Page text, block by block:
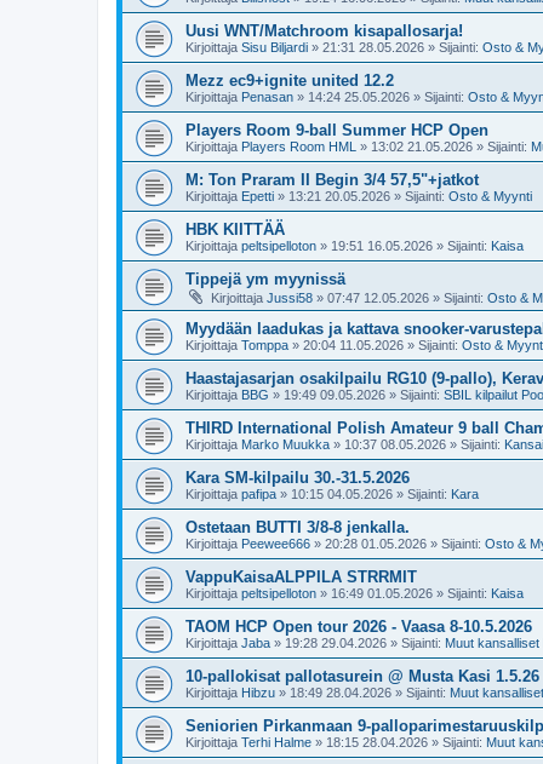
Uusi WNT/Matchroom kisapallosarja!
Kirjoittaja Sisu Biljardi » 21:31 28.05.2026 » Sijainti: Osto &
Mezz ec9+ignite united 12.2
Kirjoittaja Penasan » 14:24 25.05.2026 » Sijainti: Osto &
Players Room 9-ball Summer HCP Open
Kirjoittaja Players Room HML » 13:02 21.05.2026 » Sijainti:
M: Ton Praram II Begin 3/4 57,5"+jatkot
Kirjoittaja Epetti » 13:21 20.05.2026 » Sijainti: Osto & Myynti
HBK KIITTÄÄ
Kirjoittaja peltsipelloton » 19:51 16.05.2026 » Sijainti: Kaisa
Tippejä ym myynissä
Kirjoittaja Jussi58 » 07:47 12.05.2026 » Sijainti: Osto &
Myydään laadukas ja kattava snooker-
Kirjoittaja Tomppa » 20:04 11.05.2026 » Sijainti: Osto &
Haastajasarjan osakilpailu RG10 (9-pallo),
Kirjoittaja BBG » 19:49 09.05.2026 » Sijainti: SBIL kilpailut
THIRD International Polish Amateur 9 ball
Kirjoittaja Marko Muukka » 10:37 08.05.2026 » Sijainti:
Kara SM-kilpailu 30.-31.5.2026
Kirjoittaja pafipa » 10:15 04.05.2026 » Sijainti: Kara
Ostetaan BUTTI 3/8-8 jenkalla.
Kirjoittaja Peewee666 » 20:28 01.05.2026 » Sijainti: Osto &
VappuKaisaALPPILA STRRMIT
Kirjoittaja peltsipelloton » 16:49 01.05.2026 » Sijainti: Kaisa
TAOM HCP Open tour 2026 - Vaasa 8-10.5.2026
Kirjoittaja Jaba » 19:28 29.04.2026 » Sijainti: Muut kansalliset
10-pallokisat pallotasurein @ Musta Kasi 1.5.26
Kirjoittaja Hibzu » 18:49 28.04.2026 » Sijainti: Muut
Seniorien Pirkanmaan 9-
Kirjoittaja Terhi Halme » 18:15 28.04.2026 » Sijainti: Muut